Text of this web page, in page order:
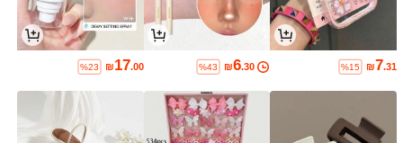
₪7.31
%15
₪6.30
%43
₪17.00
%23